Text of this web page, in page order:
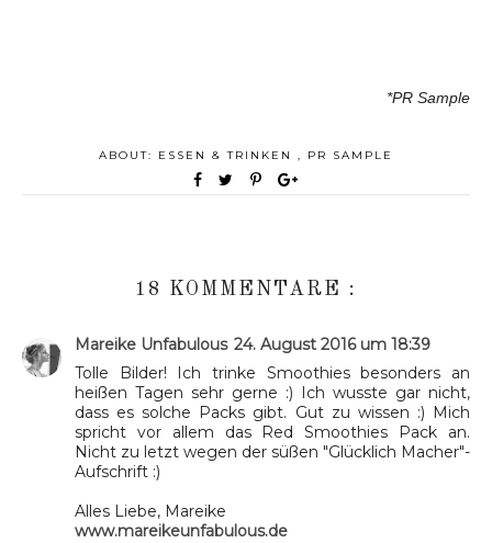
*PR Sample
ABOUT: ESSEN & TRINKEN , PR SAMPLE
18 KOMMENTARE :
Mareike Unfabulous 24. August 2016 um 18:39
Tolle Bilder! Ich trinke Smoothies besonders an
heißen Tagen sehr gerne :) Ich wusste gar nicht,
dass es solche Packs gibt. Gut zu wissen :) Mich
spricht vor allem das Red Smoothies Pack an.
Nicht zu letzt wegen der süßen "Glücklich Macher"-
Aufschrift :)
Alles Liebe, Mareike
www.mareikeunfabulous.de